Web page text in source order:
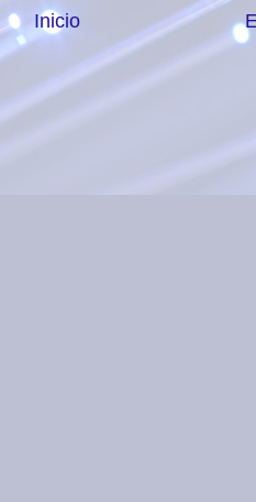
Inicio